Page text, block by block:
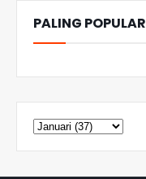
PALING POPULAR